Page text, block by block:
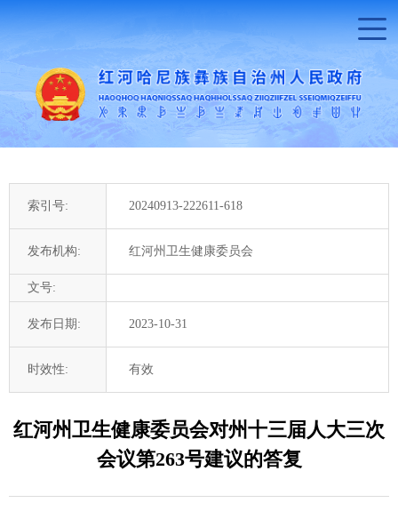
索引号: 20240913-222611-618
发布机构: 红河州卫生健康委员会
文号:
发布日期: 2023-10-31
时效性: 有效
红河州卫生健康委员会对州十三届人大三次
会议第263号建议的答复